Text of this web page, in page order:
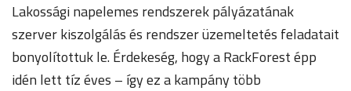
Lakossági napelemes rendszerek pályázatának
szerver kiszolgálás és rendszer üzemeltetés feladatait
bonyolítottuk le. Érdekeség, hogy a RackForest épp
idén lett tíz éves – így ez a kampány több